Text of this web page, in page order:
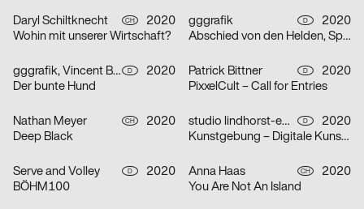
Daryl Schiltknecht CH
2020
Wohin mit unserer Wirtschaft?
gggrafik D
2020
Abschied von den Helden, Spielzeit 19/20
gggrafik, Vincent Brod D
2020
Der bunte Hund
Patrick Bittner D
2020
PixxelCult – Call for Entries
Nathan Meyer CH
2020
Deep Black
studio lindhorst-emme D
2020
Kunstgebung – Digitale Kunstauktion
Serve and Volley D
2020
BÖHM100
Anna Haas CH
2020
You Are Not An Island